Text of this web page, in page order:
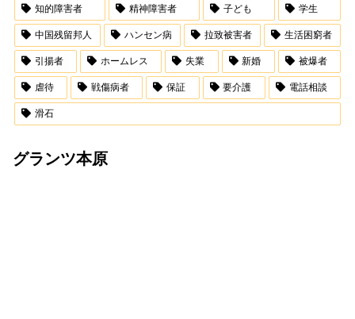
知的障害者 精神障害者 子ども 学生
中国残留邦人 ハンセン病 拉致被害者 生活困窮者
引揚者 ホームレス 失業 新婚 被爆者
虐待 戦傷病者 保証 要介護 電話相談
滑石
グランツ本原